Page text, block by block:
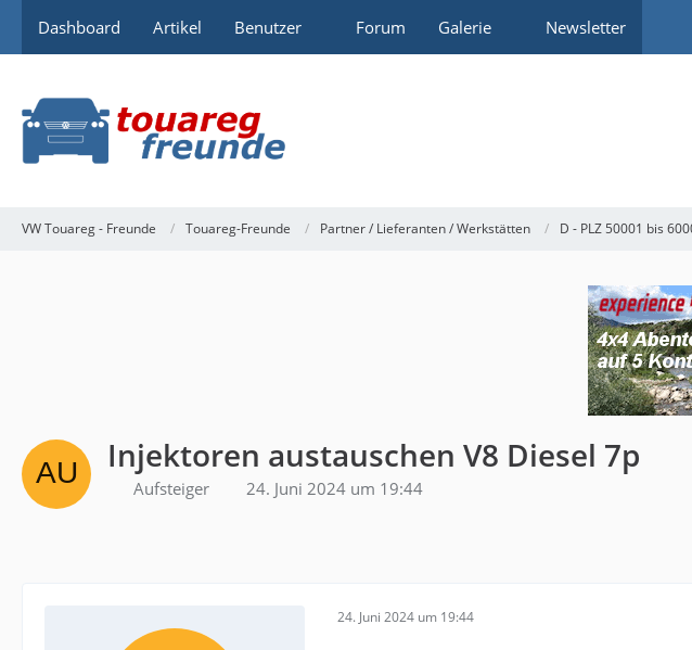
Dashboard Artikel Benutzer Forum Galerie Newsletter
VW Touareg - Freunde Touareg-Freunde Partner / Lieferanten / Werkstätten D - PLZ 50001 bis
Injektoren austauschen V8 Diesel 7p
Aufsteiger 24. Juni 2024 um 19:44
24. Juni 2024 um 19:44